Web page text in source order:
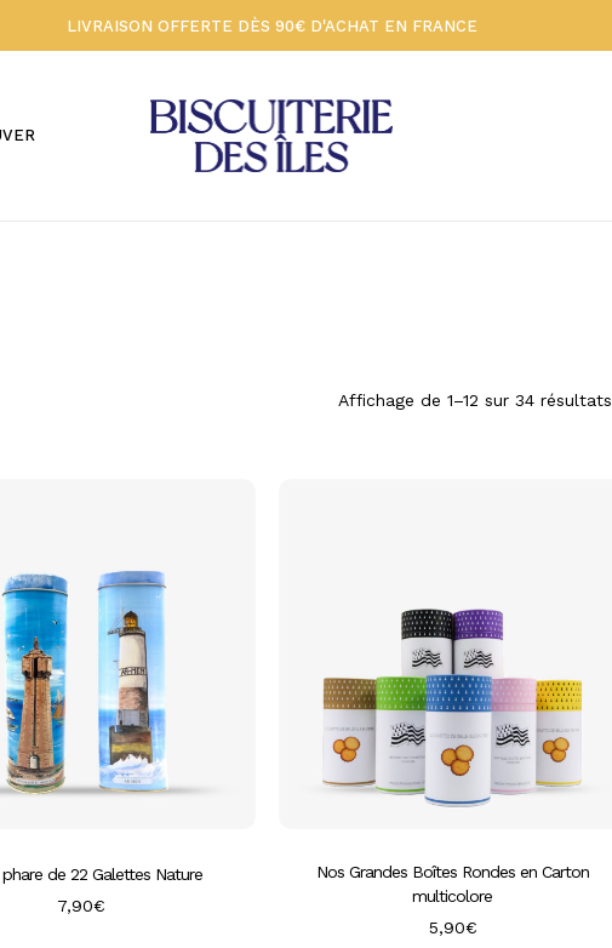
LIVRAISON OFFERTE DÈS 90€ D'ACHAT EN FRANCE
Votre panier 🍪
Affichage de 1–12 sur 34 résultats
de 22 Galettes Nature
7,90€
produit
variations.
Nos Grandes Boîtes Rondes en Carton
multicolore
5,90€